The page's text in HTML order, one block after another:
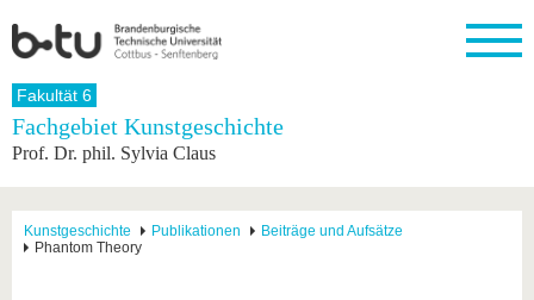
Startseite
Universität
Struktur
Forschung
Forschung
Forschungsprofil
Studium
Vor dem
Profil
Wissenschaftliche
Fachkräfte Werte
Fakultät 6
Fachgebiet Kunstgeschichte
Prof. Dr. phil. Sylvia Claus
Kunstgeschichte Publikationen
Beiträge und Aufsätze
Phantom Theory